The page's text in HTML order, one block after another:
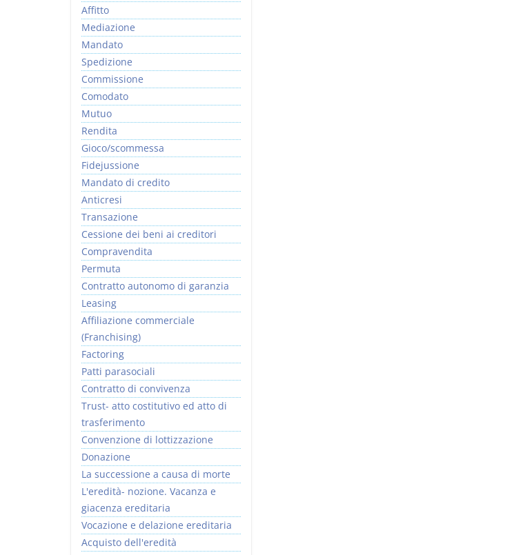
Affitto
Mediazione
Mandato
Spedizione
Commissione
Comodato
Mutuo
Rendita
Gioco/scommessa
Fidejussione
Mandato di credito
Anticresi
Transazione
Cessione dei beni ai creditori
Compravendita
Permuta
Contratto autonomo di garanzia
Leasing
Affiliazione commerciale
(Franchising)
Factoring
Patti parasociali
Contratto di convivenza
Trust- atto costitutivo ed atto di
trasferimento
Convenzione di lottizzazione
Donazione
La successione a causa di morte
L'eredità- nozione. Vacanza e
giacenza ereditaria
Vocazione e delazione ereditaria
Acquisto dell'eredità